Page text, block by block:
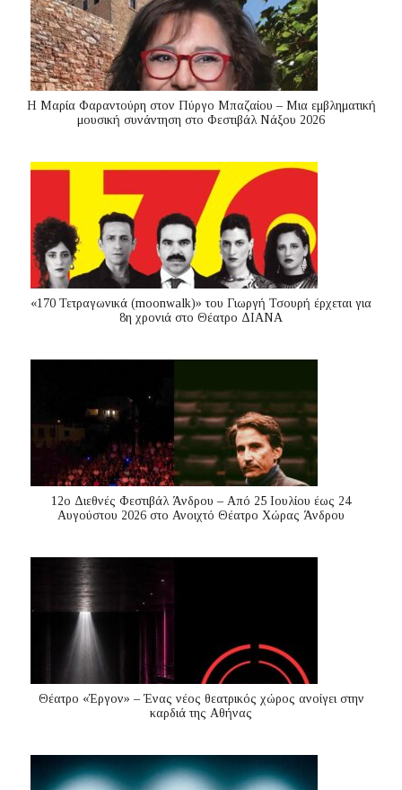
Η Μαρία Φαραντούρη στον Πύργο Μπαζαίου – Μια εμβληματική
μουσική συνάντηση στο Φεστιβάλ Νάξου 2026
«170 Τετραγωνικά (moonwalk)» του Γιωργή Τσουρή έρχεται για
8η χρονιά στο Θέατρο ΔΙΑΝΑ
12ο Διεθνές Φεστιβάλ Άνδρου – Από 25 Ιουλίου έως 24
Αυγούστου 2026 στο Ανοιχτό Θέατρο Χώρας Άνδρου
Θέατρο «Έργον» – Ένας νέος θεατρικός χώρος ανοίγει στην
καρδιά της Αθήνας